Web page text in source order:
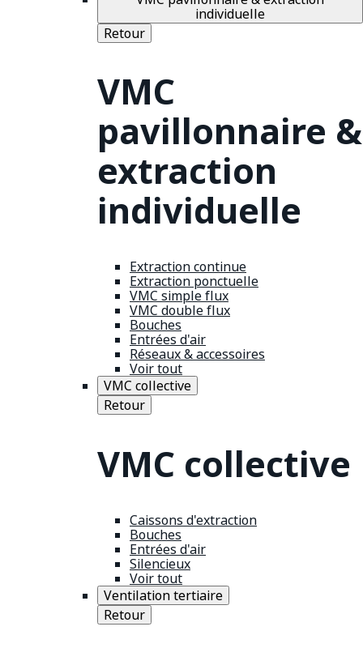
individuelle
Retour
VMC
pavillonnaire &
extraction
individuelle
Extraction continue
Extraction ponctuelle
VMC simple flux
VMC double flux
Bouches
Entrées d'air
Réseaux & accessoires
Voir tout
VMC collective
Retour
VMC collective
Caissons d'extraction
Bouches
Entrées d'air
Silencieux
Voir tout
Ventilation tertiaire
Retour